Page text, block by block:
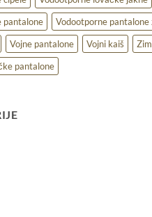
pantalone
Vodootporne pantalone
Vojne pantalone Vojni kaiš
pantalone